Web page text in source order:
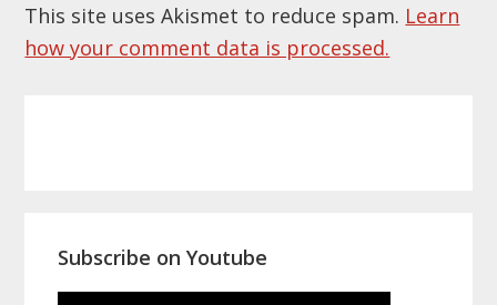
This site uses Akismet to reduce spam. Learn
how your comment data is processed.
Subscribe on Youtube